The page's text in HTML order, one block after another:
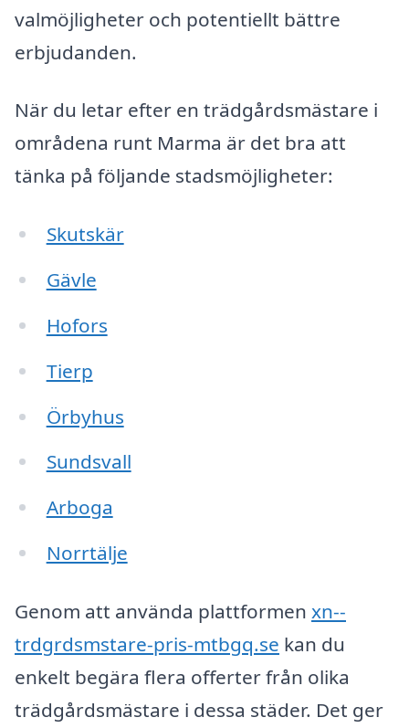
valmöjligheter och potentiellt bättre
erbjudanden.
När du letar efter en trädgårdsmästare i
områdena runt Marma är det bra att
tänka på följande stadsmöjligheter:
Skutskär
Gävle
Hofors
Tierp
Örbyhus
Sundsvall
Arboga
Norrtälje
Genom att använda plattformen xn--
trdgrdsmstare-pris-mtbgq.se kan du
enkelt begära flera offerter från olika
trädgårdsmästare i dessa städer. Det ger